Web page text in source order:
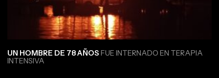
UN HOMBRE DE 78 AÑOS FUE INTERNADO EN TERAPIA
INTENSIVA